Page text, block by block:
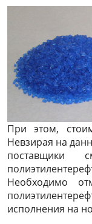
При этом,
Невзирая на
поставщики
Необходимо
исполнения на